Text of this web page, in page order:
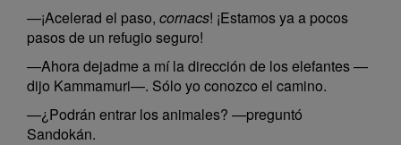
—¡Acelerad el paso, cornacs! ¡Estamos ya a pocos
pasos de un refugio seguro!
—Ahora dejadme a mí la dirección de los elefantes —
dijo Kammamuri—. Sólo yo conozco el camino.
—¿Podrán entrar los animales? —preguntó
Sandokán.